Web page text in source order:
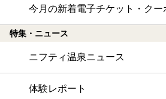
今月の新着電子チケット・クー
特集・ニュース
ニフティ温泉ニュース
体験レポート